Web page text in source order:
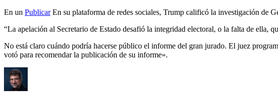
En un PublicarEn su plataforma de redes sociales, Trump calificó la investigación de
“La apelación al Secretario de Estado desafió la integridad electoral, o la falta de ella,
No está claro cuándo podría hacerse público el informe del gran jurado. El juez
votó para recomendar la publicación de su informe».